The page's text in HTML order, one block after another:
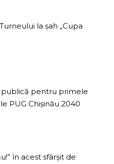
la șah „Cupa
publică pentru primele
PUG Chișinău 2040
în acest sfârșit de